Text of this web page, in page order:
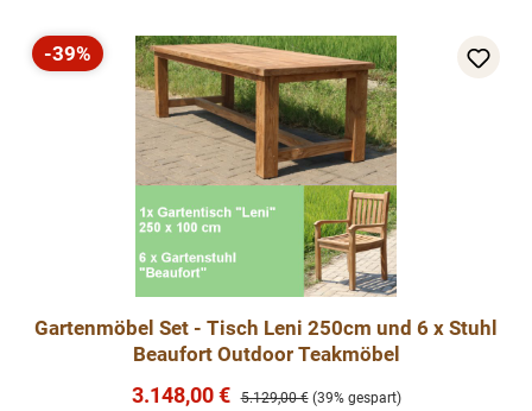
Rabatt
-39%
Gartenmöbel Set - Tisch Leni 250cm und 6 x Stuhl
Beaufort Outdoor Teakmöbel
Verkaufspreis:
3.148,00 € Regulärer Preis:
5.129,00 € (39% gespart)